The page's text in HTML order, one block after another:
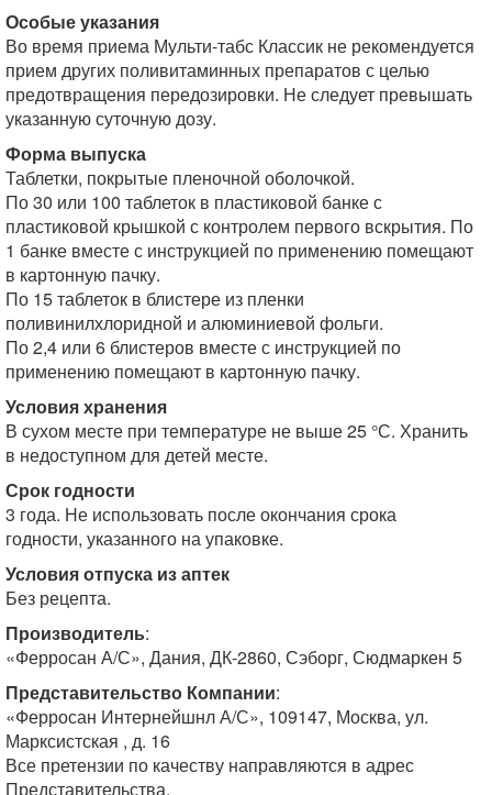
Особые указания
Во время приема Мульти-табс Классик не рекомендуется
прием других поливитаминных препаратов с целью
предотвращения передозировки. Не следует превышать
указанную суточную дозу.
Форма выпуска
Таблетки, покрытые пленочной оболочкой.
По 30 или 100 таблеток в пластиковой банке с
пластиковой крышкой с контролем первого вскрытия. По
1 банке вместе с инструкцией по применению помещают
в картонную пачку.
По 15 таблеток в блистере из пленки
поливинилхлоридной и алюминиевой фольги.
По 2,4 или 6 блистеров вместе с инструкцией по
применению помещают в картонную пачку.
Условия хранения
В сухом месте при температуре не выше 25 °С. Хранить
в недоступном для детей месте.
Срок годности
3 года. Не использовать после окончания срока
годности, указанного на упаковке.
Условия отпуска из аптек
Без рецепта.
Производитель:
«Ферросан А/С», Дания, ДК-2860, Сэборг, Сюдмаркен 5
Представительство Компании:
«Ферросан Интернейшнл А/С», 109147, Москва, ул.
Марксистская , д. 16
Все претензии по качеству направляются в адрес
Представительства.